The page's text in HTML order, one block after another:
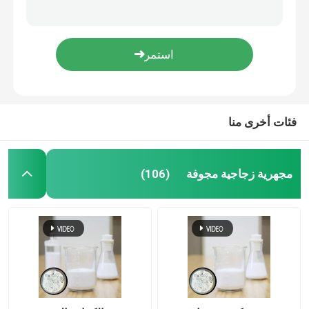
فقاعات زجاجية مجهرية
فقاعات زجاجية مجوفة
حبات زجاجية مجوفة
المجهرية المجوفة
بالونات زجاجية صغيرة
فئات أخرى منا
مجهرية زجاجية مجوفة (106)